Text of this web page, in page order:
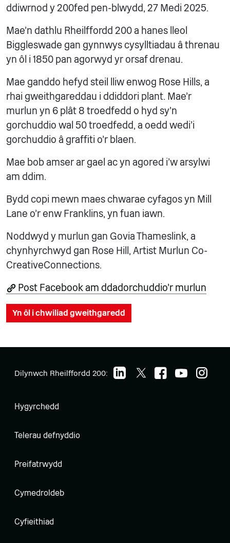
ddiwrnod y 200fed pen-blwydd, 27 Medi 2025.
Mae'n dathlu Rheilffordd 200 a hanes lleol
Biggleswade gan gynnwys cysylltiadau â threnau
yn ôl i 1850 pan agorwyd yr orsaf drenau.
Mae ganddo hefyd steil lliw enwog Rose Hills, a
rhai gweithgareddau i ddiddori plant. Mae'r
murlun yn 6 plât 8 troedfedd o hyd sy'n
gorchuddio wal 50 troedfedd, a oedd wedi'i
gorchuddio â graffiti o'r blaen.
Mae bob amser ar gael ac yn agored i'w arsylwi
am ddim.
Bydd copi mewn maes chwarae cyfagos yn Mill
Lane o'r enw Franklins, yn fuan iawn.
Noddwyd y murlun gan Govia Thameslink, a
chynhyrchwyd gan Rose Hill, Artist Murlun Co-
CreativeConnections.
Post Facebook am ddadorchuddio'r murlun
Yn ôl i chwiliad gweithgaredd
Dilynwch Rheilffordd 200:
Hygyrchedd
Telerau defnyddio
Preifatrwydd
Cymedroldeb
Cyfieithiad